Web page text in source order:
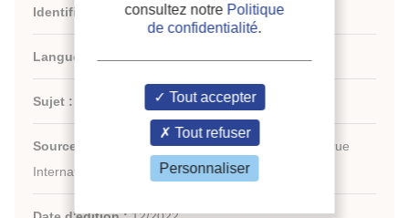
Identifiant de la fiche :30030527
Langues :
Sujet :
Source :
International Journal of Refrigeration - Revue
Internationale du Froid - vol. 144
consultez notre Politique
de confidentialité.
Tout accepter
Tout refuser
Personnaliser